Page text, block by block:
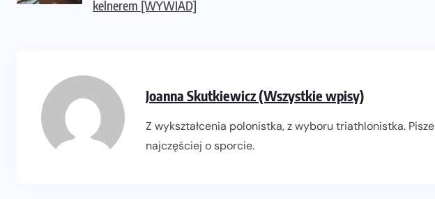
kelnerem [WYWIAD]
Joanna Skutkiewicz (Wszystkie wpisy)
Z wykształcenia polonistka, z wyboru triathlonistka. Pisze
najczęściej o sporcie.